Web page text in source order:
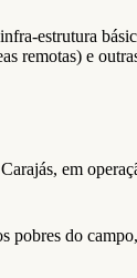
estrutura
remotas) e
em
do